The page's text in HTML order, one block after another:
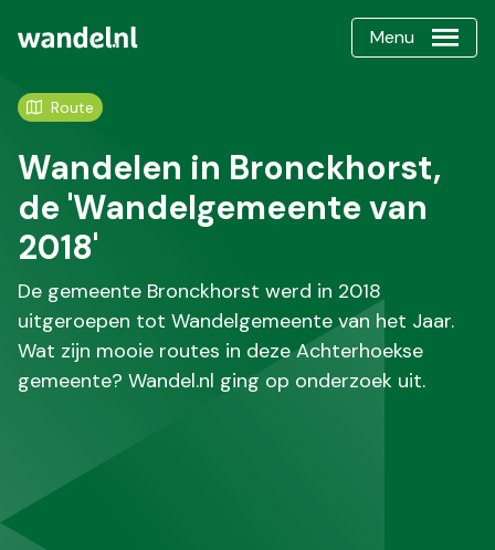
Menu
Route
Wandelen in Bronckhorst,
de 'Wandelgemeente van
2018'
De gemeente Bronckhorst werd in 2018
uitgeroepen tot Wandelgemeente van het Jaar.
Wat zijn mooie routes in deze Achterhoekse
gemeente? Wandel.nl ging op onderzoek uit.